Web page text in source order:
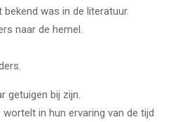
was in de literatuur.
naar de hemel.
getuigen bij zijn.
in hun ervaring van de tijd